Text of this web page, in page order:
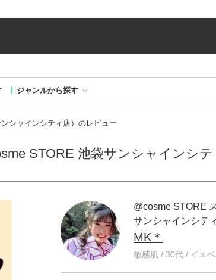
ジャンルから探す
シャインシティ店）のレビュー
STORE 池袋サンシャインシ
@cosme STORE
サンシャインシテ
MK＊
敏感肌 / 30代 / イエ